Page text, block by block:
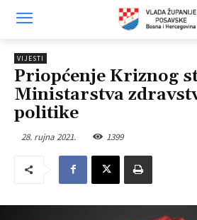
VIJESTI
Priopćenje Kriznog
Ministarstva
politike
28. rujna 2021. 1399